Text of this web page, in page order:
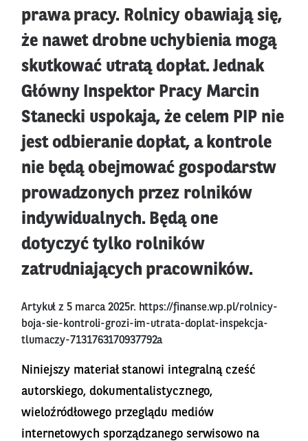
prawa pracy. Rolnicy obawiają się,
że nawet drobne uchybienia mogą
skutkować utratą dopłat. Jednak
Główny Inspektor Pracy Marcin
Stanecki uspokaja, że celem PIP nie
jest odbieranie dopłat, a kontrole
nie będą obejmować gospodarstw
prowadzonych przez rolników
indywidualnych. Będą one
dotyczyć tylko rolników
zatrudniających pracowników.
Artykuł z 5 marca 2025r. https://finanse.wp.pl/rolnicy-
boja-sie-kontroli-grozi-im-utrata-doplat-inspekcja-
tlumaczy-7131763170937792a
Niniejszy materiał stanowi integralną cześć
autorskiego, dokumentalistycznego,
wieloźródłowego przeglądu mediów
internetowych sporządzanego serwisowo na